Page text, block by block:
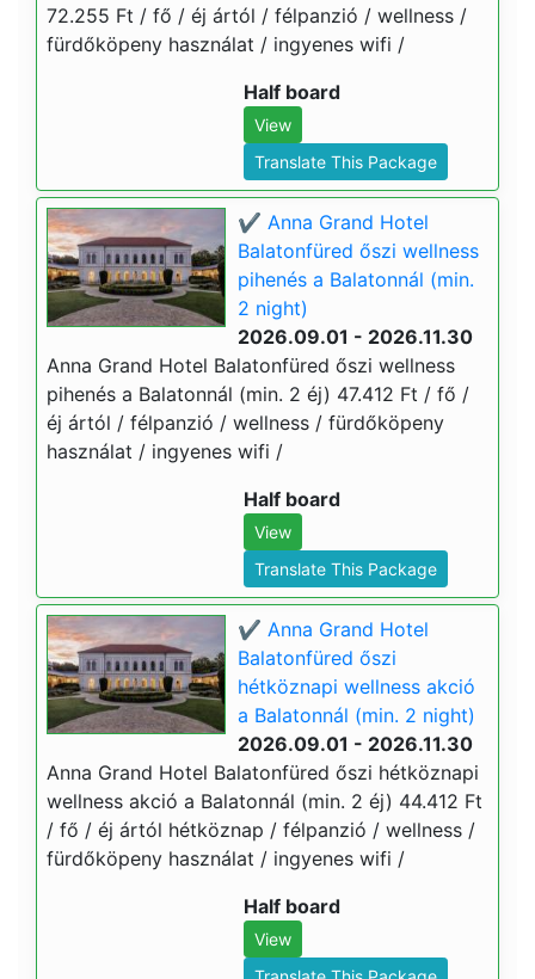
72.255 Ft / fő / éj ártól / félpanzió / wellness /
fürdőköpeny használat / ingyenes wifi /
Half board
View
Translate This Package
✔️ Anna Grand Hotel
Balatonfüred őszi wellness
pihenés a Balatonnál (min.
2 night)
2026.09.01 - 2026.11.30
Anna Grand Hotel Balatonfüred őszi wellness
pihenés a Balatonnál (min. 2 éj) 47.412 Ft / fő /
éj ártól / félpanzió / wellness / fürdőköpeny
használat / ingyenes wifi /
Half board
View
Translate This Package
✔️ Anna Grand Hotel
Balatonfüred őszi
hétköznapi wellness akció
a Balatonnál (min. 2 night)
2026.09.01 - 2026.11.30
Anna Grand Hotel Balatonfüred őszi hétköznapi
wellness akció a Balatonnál (min. 2 éj) 44.412 Ft
/ fő / éj ártól hétköznap / félpanzió / wellness /
fürdőköpeny használat / ingyenes wifi /
Half board
View